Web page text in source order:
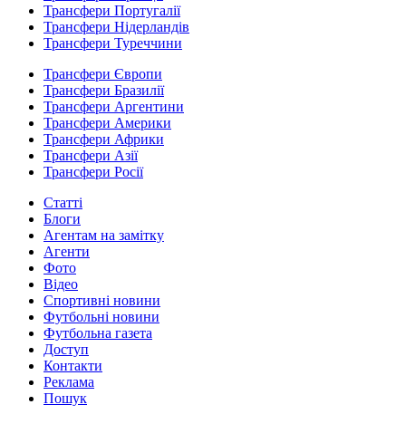
Трансфери Португалії
Трансфери Нідерландів
Трансфери Туреччини
Трансфери Європи
Трансфери Бразилії
Трансфери Аргентини
Трансфери Америки
Трансфери Африки
Трансфери Азії
Трансфери Росії
Статті
Блоги
Агентам на замітку
Агенти
Фото
Відео
Спортивні новини
Футбольні новини
Футбольна газета
Доступ
Контакти
Реклама
Пошук